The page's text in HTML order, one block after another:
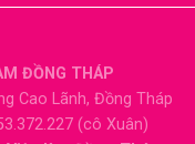
ĐỒNG THÁP
Cao Lãnh, Đồng Tháp
(cô Xuân)